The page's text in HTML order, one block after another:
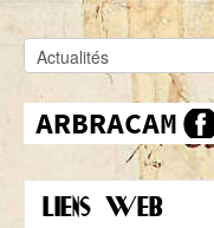
LIENS WEB